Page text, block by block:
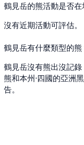
鶴見岳的熊活動是否在
沒有近期活動可評估。
鶴見岳有什麼類型的熊
鶴見岳沒有熊出沒記
熊和本州·四國的亞洲
告。